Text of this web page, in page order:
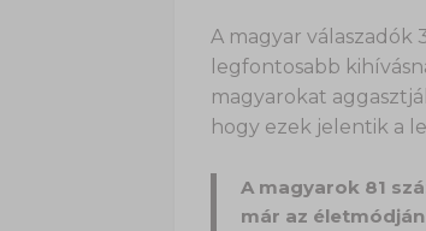
A magyar válaszadók
legfontosabb
magyarokat
hogy ezek jelentik a
A magyarok 81
már az